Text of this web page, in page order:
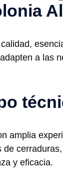
a las
amplia
y eficacia.